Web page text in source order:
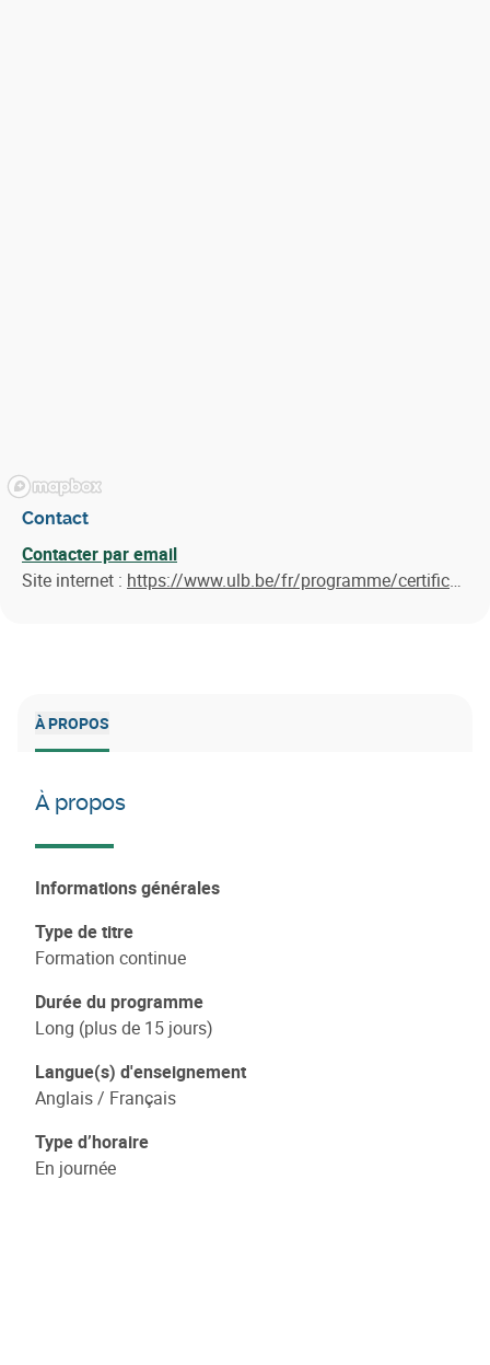
Contact
Contacter par email
Site internet : https://www.ulb.be/fr/programme/certificat-inter-universites-en-valorisation-de-la-biomasse
À PROPOS
À propos
Informations générales
Type de titre
Formation continue
Durée du programme
Long (plus de 15 jours)
Langue(s) d'enseignement
Anglais / Français
Type d’horaire
En journée